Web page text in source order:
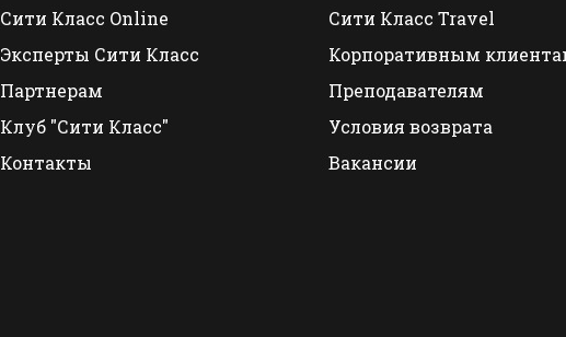
Сити Класс Online
Сити Класс Travel
Эксперты Сити Класс
Корпоративным
Партнерам
Преподавателям
Клуб "Сити Класс"
Условия возврата
Контакты
Вакансии